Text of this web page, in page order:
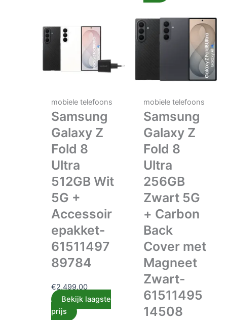
mobiele telefoons
Samsung
Galaxy Z
Fold 8
Ultra
512GB Wit
5G +
Accessoir
epakket-
61511497
89784
€2,499.00
Bekijk laagste
prijs
mobiele telefoons
Samsung
Galaxy Z
Fold 8
Ultra
256GB
Zwart 5G
+ Carbon
Back
Cover met
Magneet
Zwart-
61511495
14508